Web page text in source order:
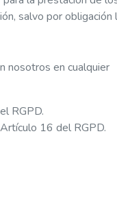
salvo por obligación
nosotros en cualquier
RGPD.
16 del RGPD.